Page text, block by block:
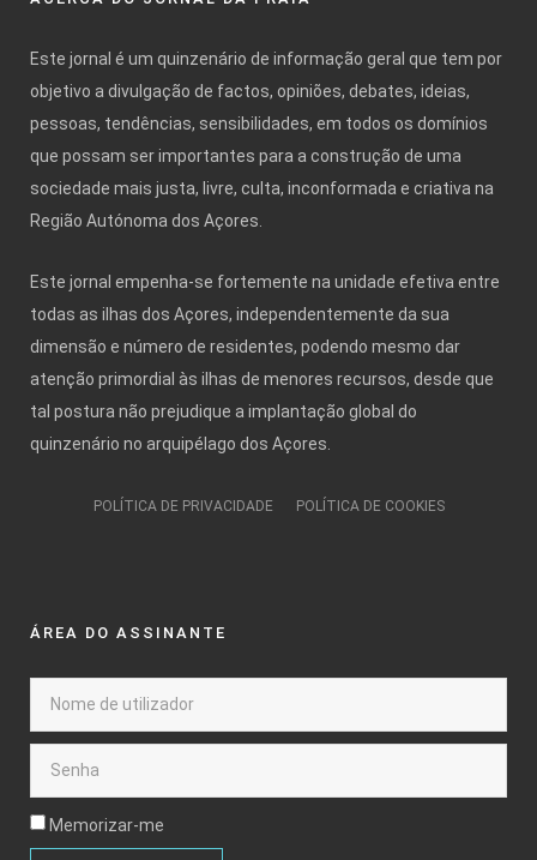
Este jornal é um quinzenário de informação geral que tem por
objetivo a divulgação de factos, opiniões, debates, ideias,
pessoas, tendências, sensibilidades, em todos os domínios
que possam ser importantes para a construção de uma
sociedade mais justa, livre, culta, inconformada e criativa na
Região Autónoma dos Açores.
Este jornal empenha-se fortemente na unidade efetiva entre
todas as ilhas dos Açores, independentemente da sua
dimensão e número de residentes, podendo mesmo dar
atenção primordial às ilhas de menores recursos, desde que
tal postura não prejudique a implantação global do
quinzenário no arquipélago dos Açores.
POLÍTICA DE PRIVACIDADE POLÍTICA DE COOKIES
ÁREA DO ASSINANTE
Memorizar-me